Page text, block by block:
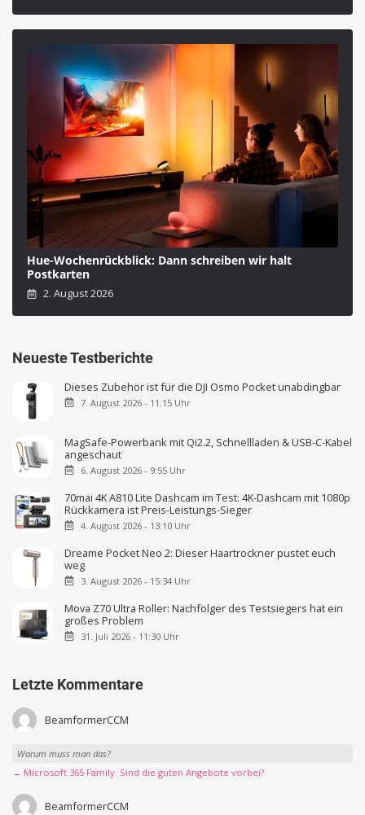
Hue-Wochenrückblick: Dann schreiben wir halt
Postkarten
2. August 2026
Neueste Testberichte
Dieses Zubehör ist für die DJI Osmo Pocket unabdingbar
7. August 2026 - 11:15 Uhr
MagSafe-Powerbank mit Qi2.2, Schnellladen & USB-C-Kabel
angeschaut
6. August 2026 - 9:55 Uhr
70mai 4K A810 Lite Dashcam im Test: 4K-Dashcam mit 1080p
Rückkamera ist Preis-Leistungs-Sieger
4. August 2026 - 13:10 Uhr
Dreame Pocket Neo 2: Dieser Haartrockner pustet euch
weg
3. August 2026 - 15:34 Uhr
Mova Z70 Ultra Roller: Nachfolger des Testsiegers hat ein
großes Problem
31. Juli 2026 - 11:30 Uhr
Letzte Kommentare
BeamformerCCM
Warum muss man das?
→ Microsoft 365 Family: Sind die guten Angebote vorbei?
BeamformerCCM